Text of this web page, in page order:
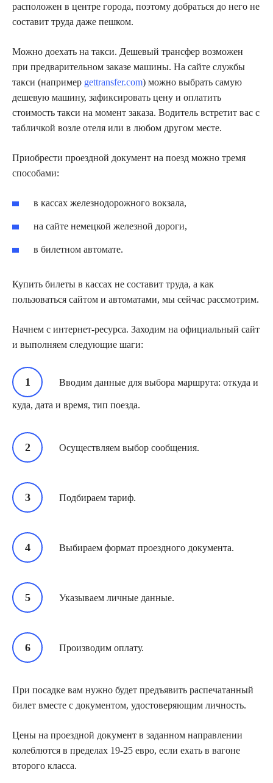
расположен в центре города, поэтому добраться до него не
составит труда даже пешком.
Можно доехать на такси. Дешевый трансфер возможен
при предварительном заказе машины. На сайте службы
такси (например gettransfer.com) можно выбрать самую
дешевую машину, зафиксировать цену и оплатить
стоимость такси на момент заказа. Водитель встретит вас с
табличкой возле отеля или в любом другом месте.
Приобрести проездной документ на поезд можно тремя
способами:
в кассах железнодорожного вокзала,
на сайте немецкой железной дороги,
в билетном автомате.
Купить билеты в кассах не составит труда, а как
пользоваться сайтом и автоматами, мы сейчас рассмотрим.
Начнем с интернет-ресурса. Заходим на официальный сайт
и выполняем следующие шаги:
Вводим данные для выбора маршрута: откуда и
куда, дата и время, тип поезда.
Осуществляем выбор сообщения.
Подбираем тариф.
Выбираем формат проездного документа.
Указываем личные данные.
Производим оплату.
При посадке вам нужно будет предъявить распечатанный
билет вместе с документом, удостоверяющим личность.
Цены на проездной документ в заданном направлении
колеблются в пределах 19-25 евро, если ехать в вагоне
второго класса.